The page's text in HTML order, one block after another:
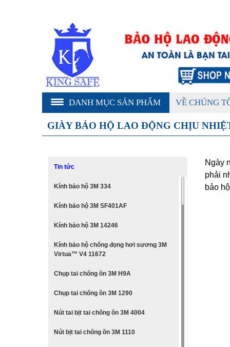
DANH MỤC SẢN PHẨM VỀ CHÚNG
GIÀY BẢO HỘ LAO ĐỘNG CHỊU
Tin tức
Kính bảo hộ 3M 334
Kính bảo hộ 3M SF401AF
Kính bảo hộ 3M 14246
Kính bảo hộ chống đọng hơi sương 3M
Virtua™ V4 11672
Chụp tai chống ồn 3M H9A
Chụp tai chống ồn 3M 1290
Nút tai bịt tai chống ồn 3M 4004
Nút bịt tai chống ồn 3M 1110
Ngày
phải
bảo